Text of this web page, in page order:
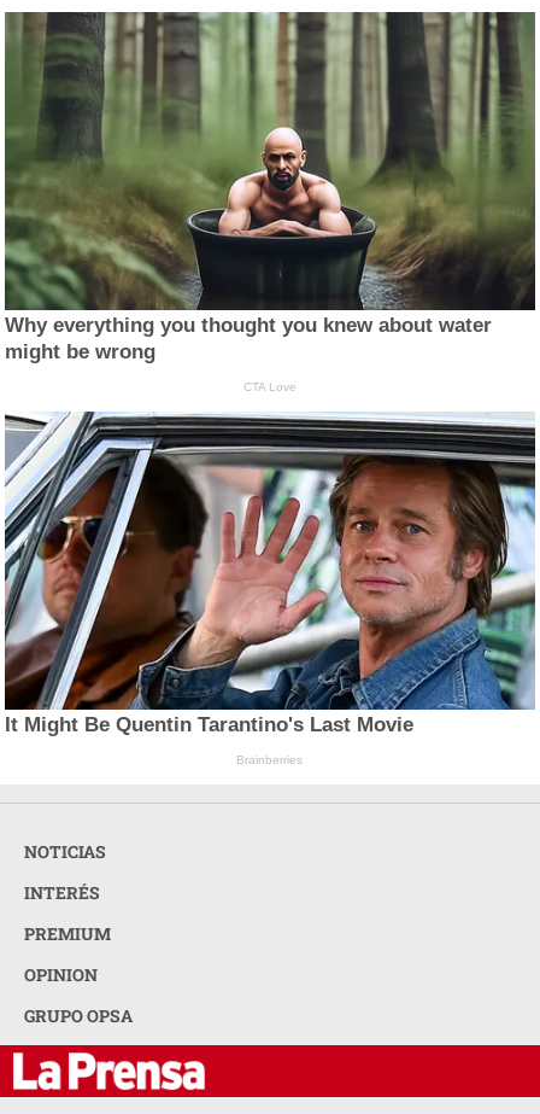
Why everything you thought you knew about water
might be wrong
CTA Love
It Might Be Quentin Tarantino's Last Movie
Brainberries
NOTICIAS
INTERÉS
PREMIUM
OPINION
GRUPO OPSA